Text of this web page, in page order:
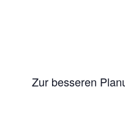
Zur besseren